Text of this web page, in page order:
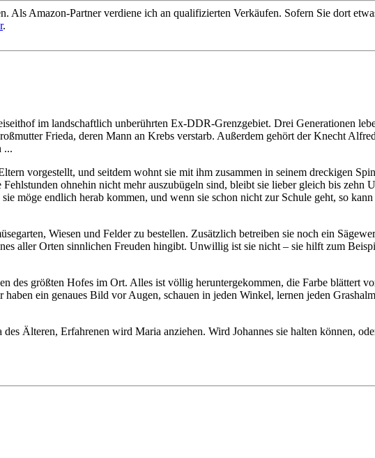
Amazon-Partner verdiene ich an qualifizierten Verkäufen. Sofern Sie dort
.
im landschaftlich unberührten Ex-DDR-Grenzgebiet. Drei Generationen
Frieda, deren Mann an Krebs verstarb. Außerdem gehört der Knecht
...
vorgestellt, und seitdem wohnt sie mit ihm zusammen in seinem dreckigen
ohnehin nicht mehr auszubügeln sind, bleibt sie lieber gleich bis zehn
möge endlich herab kommen, und wenn sie schon nicht zur Schule geht, so
Wiesen und Felder zu bestellen. Zusätzlich betreiben sie noch ein
aller Orten sinnlichen Freuden hingibt. Unwillig ist sie nicht – sie hilft zum
des größten Hofes im Ort. Alles ist völlig heruntergekommen, die Farbe blättert
ein genaues Bild vor Augen, schauen in jeden Winkel, lernen jeden
Älteren, Erfahrenen wird Maria anziehen. Wird Johannes sie halten können,